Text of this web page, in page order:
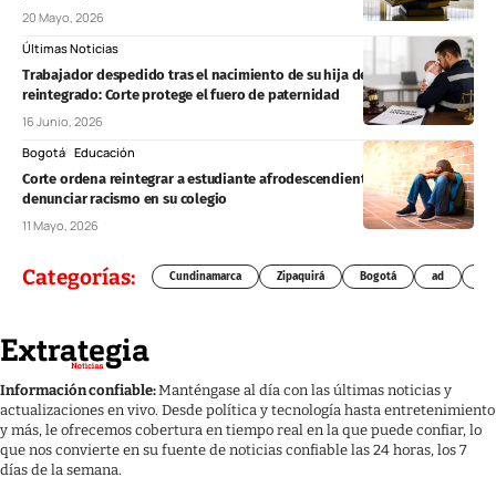
20 Mayo, 2026
Últimas Noticias
Trabajador despedido tras el nacimiento de su hija deberá ser
reintegrado: Corte protege el fuero de paternidad
16 Junio, 2026
Bogotá Educación
Corte ordena reintegrar a estudiante afrodescendiente expulsado tras
denunciar racismo en su colegio
11 Mayo, 2026
Categorías: Cundinamarca Zipaquirá Bogotá ad
Información confiable:Manténgase al día con las últimas noticias y
actualizaciones en vivo. Desde política y tecnología hasta entretenimiento
y más, le ofrecemos cobertura en tiempo real en la que puede confiar, lo
que nos convierte en su fuente de noticias confiable las 24 horas, los 7
días de la semana.